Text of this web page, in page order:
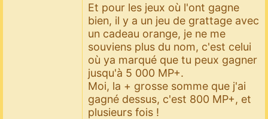
Et pour les jeux où l'ont gagne
bien, il y a un jeu de grattage avec
un cadeau orange, je ne me
souviens plus du nom, c'est celui
où ya marqué que tu peux gagner
jusqu'à 5 000 MP+.
Moi, la + grosse somme que j'ai
gagné dessus, c'est 800 MP+, et
plusieurs fois !